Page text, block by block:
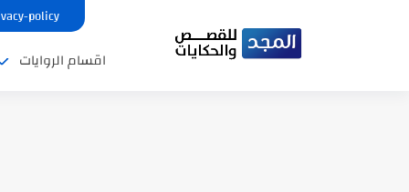
policy
اقسام الروايات